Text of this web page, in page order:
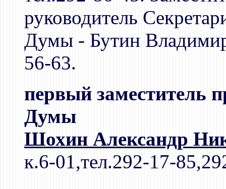
руководитель
Думы - Бутин
56-63.
первый заместитель
Думы
Шохин Александр
к.6-01,тел.292-17-